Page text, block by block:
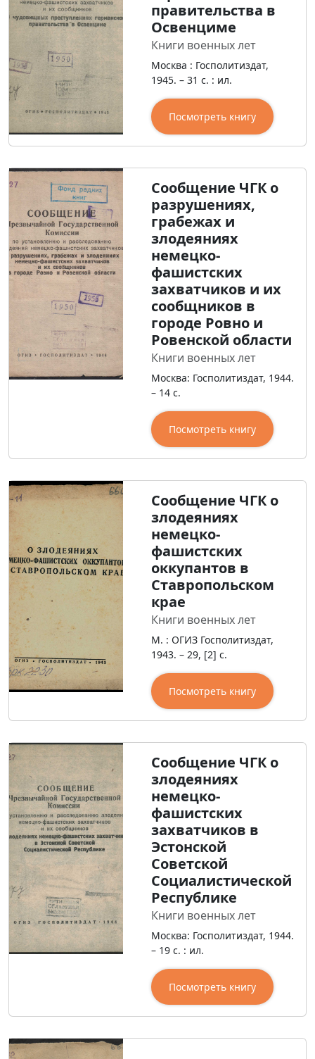
правительства в
Освенциме
Книги военных лет
Москва : Госполитиздат,
1945. – 31 с. : ил.
Посмотреть книгу
Сообщение ЧГК о
разрушениях,
грабежах и
злодеяниях
немецко-
фашистских
захватчиков и их
сообщников в
городе Ровно и
Ровенской области
Книги военных лет
Москва: Госполитиздат, 1944.
– 14 с.
Посмотреть книгу
Сообщение ЧГК о
злодеяниях
немецко-
фашистских
оккупантов в
Ставропольском
крае
Книги военных лет
М. : ОГИЗ Госполитиздат,
1943. – 29, [2] с.
Посмотреть книгу
Сообщение ЧГК о
злодеяниях
немецко-
фашистских
захватчиков в
Эстонской
Советской
Социалистической
Республике
Книги военных лет
Москва: Госполитиздат, 1944.
– 19 с. : ил.
Посмотреть книгу